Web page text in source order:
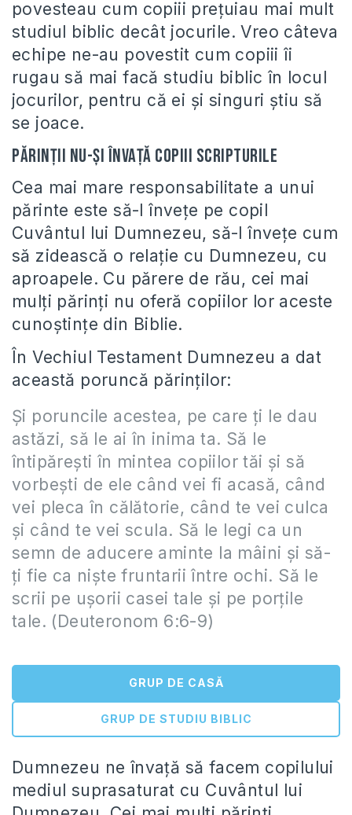
povesteau cum copiii prețuiau mai mult
studiul biblic decât jocurile. Vreo câteva
echipe ne-au povestit cum copiii îi
rugau să mai facă studiu biblic în locul
jocurilor, pentru că ei și singuri știu să
se joace.
Părinții nu-și învață copiii Scripturile
Cea mai mare responsabilitate a unui
părinte este să-l învețe pe copil
Cuvântul lui Dumnezeu, să-l învețe cum
să zidească o relație cu Dumnezeu, cu
aproapele. Cu părere de rău, cei mai
mulți părinți nu oferă copiilor lor aceste
cunoștințe din Biblie.
În Vechiul Testament Dumnezeu a dat
această poruncă părinților:
Şi poruncile acestea, pe care ţi le dau
astăzi, să le ai în inima ta. Să le
întipăreşti în mintea copiilor tăi şi să
vorbeşti de ele când vei fi acasă, când
vei pleca în călătorie, când te vei culca
şi când te vei scula. Să le legi ca un
semn de aducere aminte la mâini şi să-
ţi fie ca nişte fruntarii între ochi. Să le
scrii pe uşorii casei tale şi pe porţile
tale. (Deuteronom 6:6-9)
GRUP DE CASĂ
GRUP DE STUDIU BIBLIC
Dumnezeu ne învață să facem copilului
mediul suprasaturat cu Cuvântul lui